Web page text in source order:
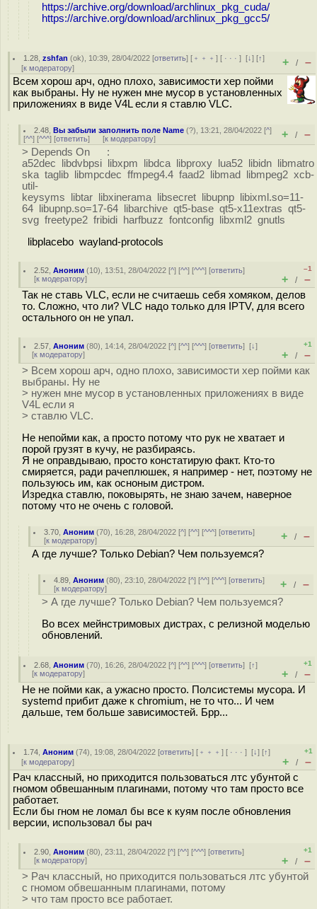
https://archive.org/download/archlinux_pkg_cuda/
https://archive.org/download/archlinux_pkg_gcc5/
1.28 ,zshfan (ok), 10:39, 28/04/2022 [ответить] [ ﹢﹢﹢] [ · · ·][↓] [↑]
[к модератору] + / –
Всем хорош арч, одно плохо, зависимости хер пойми
как выбраны. Ну не нужен мне мусор в установленных
приложениях в виде V4L если я ставлю VLC.
2.48 ,Вы забыли заполнить поле Name (?), 13:21, 28/04/2022 [^]
[^^] [^^^] [ответить] [к модератору] + / –
> Depends On :
a52dec libdvbpsi libxpm libdca libproxy lua52 libidn libmatro
ska taglib libmpcdec ffmpeg4.4 faad2 libmad libmpeg2 xcb-
util-
keysyms libtar libxinerama libsecret libupnp libixml.so=11-
64 libupnp.so=17-64 libarchive qt5-base qt5-x11extras qt5-
svg freetype2 fribidi harfbuzz fontconfig libxml2 gnutls
libplacebo wayland-protocols
2.52 ,Аноним (10), 13:51, 28/04/2022 [^] [^^] [^^^] [ответить]
[к модератору]
–1
+ / –
Так не ставь VLC, если не считаешь себя хомяком, делов
то. Сложно, что ли? VLC надо только для IPTV, для всего
остального он не упал.
2.57 ,Аноним (80), 14:14, 28/04/2022 [^] [^^] [^^^] [ответить][↓]
[к модератору]
+1
+ / –
> Всем хорош арч, одно плохо, зависимости хер пойми как
выбраны. Ну не
> нужен мне мусор в установленных приложениях в виде
V4L если я
> ставлю VLC.
Не непойми как, а просто потому что рук не хватает и
порой грузят в кучу, не разбираясь.
Я не оправдываю, просто констатирую факт. Кто-то
смиряется, ради рачеплюшек, я например - нет, поэтому не
пользуюсь им, как осноным дистром.
Изредка ставлю, поковырять, не знаю зачем, наверное
потому что не очень с головой.
3.70 ,Аноним (70), 16:28, 28/04/2022 [^] [^^] [^^^] [ответить]
[к модератору] + / –
А где лучше? Только Debian? Чем пользуемся?
4.89 ,Аноним (80), 23:10, 28/04/2022 [^] [^^] [^^^] [ответить]
[к модератору] + / –
> А где лучше? Только Debian? Чем пользуемся?
Во всех мейнстримовых дистрах, с релизной моделью
обновлений.
2.68 ,Аноним (70), 16:26, 28/04/2022 [^] [^^] [^^^] [ответить][↑]
[к модератору]
+1
+ / –
Не не пойми как, а ужасно просто. Полсистемы мусора. И
systemd прибит даже к chromium, не то что... И чем
дальше, тем больше зависимостей. Брр...
1.74 ,Аноним (74), 19:08, 28/04/2022 [ответить] [ ﹢﹢﹢] [ · · ·][↓] [↑]
[к модератору]
+1
+ / –
Рач классный, но приходится пользоваться лтс убунтой с
гномом обвешанным плагинами, потому что там просто все
работает.
Если бы гном не ломал бы все к куям после обновления
версии, использовал бы рач
2.90 ,Аноним (80), 23:11, 28/04/2022 [^] [^^] [^^^] [ответить]
[к модератору]
+1
+ / –
> Рач классный, но приходится пользоваться лтс убунтой
с гномом обвешанным плагинами, потому
> что там просто все работает.